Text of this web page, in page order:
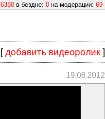
6380 в бездне: 0 на модерации: 69
[добавить видеоролик ]
19.08.2012